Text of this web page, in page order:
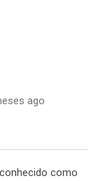
ago
como